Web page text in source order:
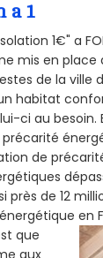
a 1
1€" a
mis en
de la ville
habitat
ci au besoin.
de
près de 12
en
que
aux